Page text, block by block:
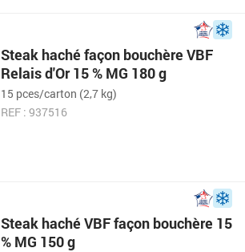
Steak haché façon bouchère VBF
Relais d'Or 15 % MG 180 g
15 pces/carton (2,7 kg)
REF : 937516
Steak haché VBF façon bouchère 15
% MG 150 g